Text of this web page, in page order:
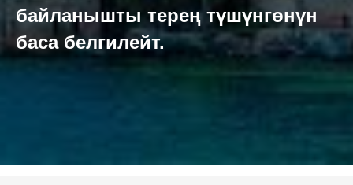
байланышты терең түшүнгөнүн
баса белгилейт.